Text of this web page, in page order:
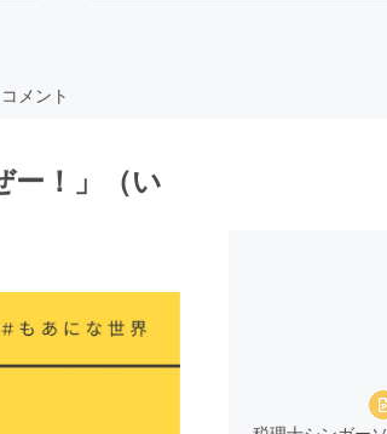
コメント
ー！」（い